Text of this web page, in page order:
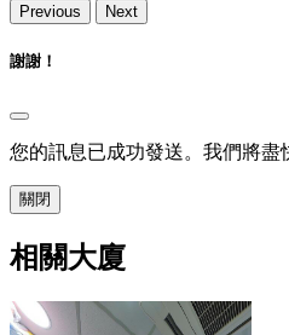
Previous Next
謝謝！
您的訊息已成功發送。我們將盡
關閉
相關大廈